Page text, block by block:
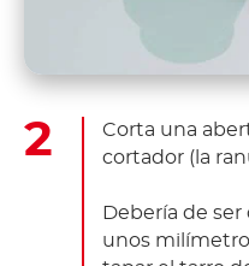
Corta una
cortador (la
Debería de
unos